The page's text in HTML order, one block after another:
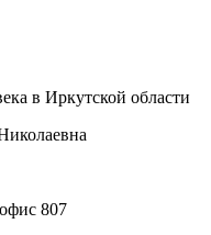
в Иркутской области
807